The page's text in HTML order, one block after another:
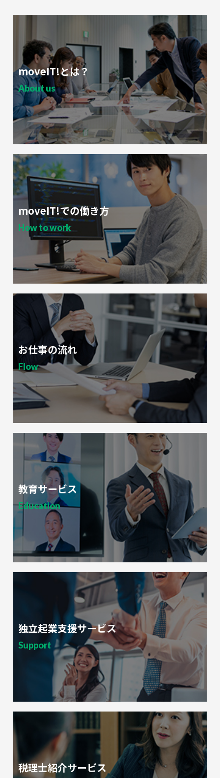
moveIT!とは？
About us
moveIT!での働き方
How to work
お仕事の流れ
Flow
教育サービス
Education
独立起業支援サービス
Support
税理士紹介サービス